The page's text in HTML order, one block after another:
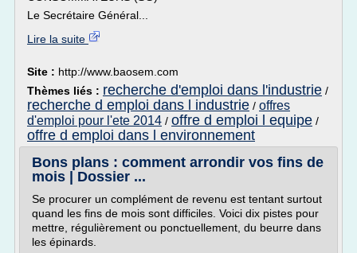
Le Secrétaire Général...
Lire la suite
Site : http://www.baosem.com
Thèmes liés : recherche d'emploi dans l'industrie /
recherche d emploi dans l industrie / offres
d'emploi pour l'ete 2014 / offre d emploi l equipe /
offre d emploi dans l environnement
Bons plans : comment arrondir vos fins de
mois | Dossier ...
Se procurer un complément de revenu est tentant surtout
quand les fins de mois sont difficiles. Voici dix pistes pour
mettre, régulièrement ou ponctuellement, du beurre dans
les épinards.